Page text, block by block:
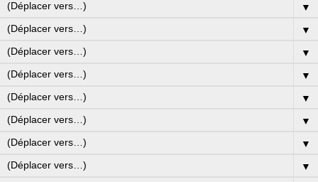
▼
▼
▼
▼
▼
▼
▼
▼